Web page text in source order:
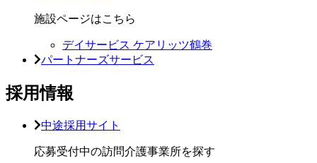
施設ページはこちら
デイサービス ケアリッツ鶴巻
パートナーズサービス
採用情報
中途採用サイト
応募受付中の訪問介護事業所を探す